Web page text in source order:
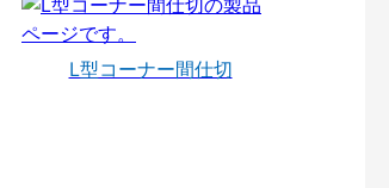
L型コーナー間仕切